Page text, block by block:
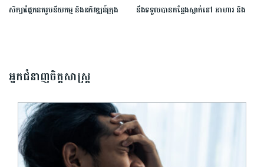
សិក្សា​ផ្នែក​នគរូបនីយកម្ម ​និង​អភិវឌ្ឍន៍​ក្រុង​
នឹង​ទទួលបាន​កន្លែង​ស្នាក់​នៅ​ ​អាហារ​ និង​
អ្នកជំនាញចិត្តសាស្រ្ត